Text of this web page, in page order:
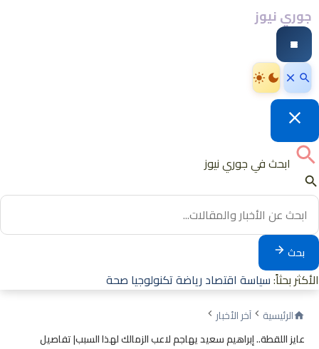
جوري نيوز
ابحث في جوري نيوز
بحث
الأكثر بحثاً:سياسة اقتصاد رياضةتكنولوجيا صحة
الرئيسية
آخر الأخبار
عايز اللقطة.. إبراهيم سعيد يهاجم لاعب الزمالك لهذا السبب| تفاصيل